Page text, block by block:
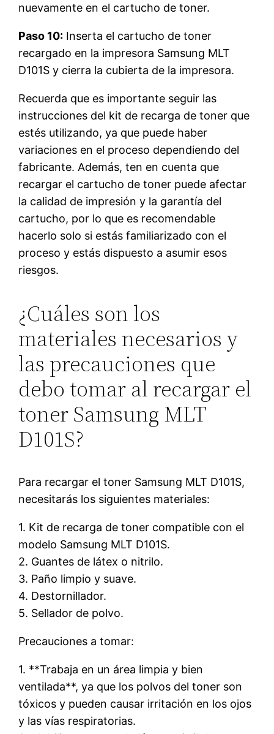
nuevamente en el cartucho de toner.
Paso 10: Inserta el cartucho de toner
recargado en la impresora Samsung MLT
D101S y cierra la cubierta de la impresora.
Recuerda que es importante seguir las
instrucciones del kit de recarga de toner que
estés utilizando, ya que puede haber
variaciones en el proceso dependiendo del
fabricante. Además, ten en cuenta que
recargar el cartucho de toner puede afectar
la calidad de impresión y la garantía del
cartucho, por lo que es recomendable
hacerlo solo si estás familiarizado con el
proceso y estás dispuesto a asumir esos
riesgos.
¿Cuáles son los
materiales necesarios y
las precauciones que
debo tomar al recargar el
toner Samsung MLT
D101S?
Para recargar el toner Samsung MLT D101S,
necesitarás los siguientes materiales:
1. Kit de recarga de toner compatible con el
modelo Samsung MLT D101S.
2. Guantes de látex o nitrilo.
3. Paño limpio y suave.
4. Destornillador.
5. Sellador de polvo.
Precauciones a tomar:
1. **Trabaja en un área limpia y bien
ventilada**, ya que los polvos del toner son
tóxicos y pueden causar irritación en los ojos
y las vías respiratorias.